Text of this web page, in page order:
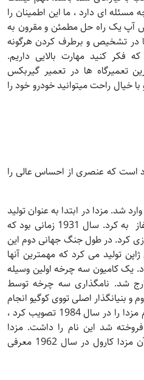
ای دارد ، ما این اطمینان را
آپ یک راه حل مطمئن و مقرون به
در تشخیص و برطرف کردن هرگونه
فکر کنید مهارت بالایی داریم.
تعمیرگاه ها در تعمیر گیربکس
خیال راحت میتوانید خودرو خود را
است که عنصری از احساس عالی را
اکتبر 1931 به ژاپن وارد شد. مزدا در ابتدا به عنوان تولید
کننده چوب پنبه از سال 1920 آغاز به کرد. سال 1931 زمانی بود که
کرد. در طول جنگ جهانی دوم این
تولید می کرد که مهمترین آنها
سری 30 تا 35 نوع 99 بود. یک کامیون سه چرخه اولین وسیله
شد. نامگذاری سه چرخه توسط
بنیانگذار اصلی تووی کوگیو انجام
شد. این شرکت به طور رسمی نام مزدا را در سال 1984 تصویب کرد ،
شد این نام را داشت. مزدا
R360 در سال 1960 و پس از آن مزدا کارول در سال 1962 معرفی